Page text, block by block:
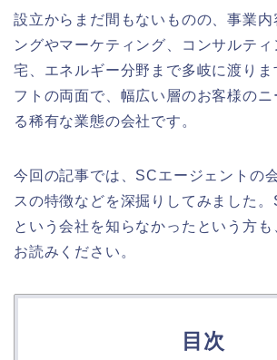
設立からまだ間もないものの、事業内
ングやマーケティング、コンサルティ
宅、エネルギー分野まで多岐に渡りま
フトの両面で、幅広い層のお客様のニ
る稀有な業態の会社です。
今回の記事では、SCエージェントの
スの特徴などを深掘りしてみました。
という会社を知らなかったという方
お読みください。
目次